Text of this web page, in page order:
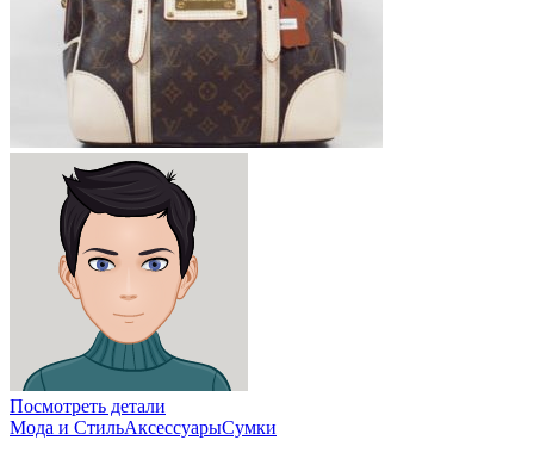
Посмотреть детали
Мода и СтильАксессуарыСумки